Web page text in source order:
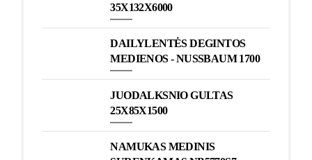
35X132X6000
DAILYLENTĖS DEGINTOS
MEDIENOS - NUSSBAUM 1700
JUODALKSNIO GULTAS
25X85X1500
NAMUKAS MEDINIS